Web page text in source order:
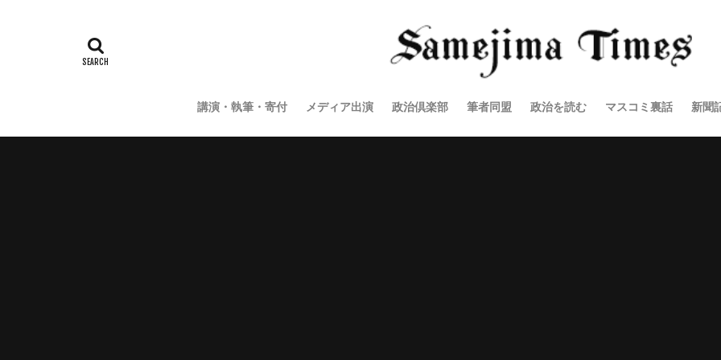
講演・執筆・寄付 メディア出演 政治倶楽部 筆者同盟 政治を読む マスコミ裏話 新聞